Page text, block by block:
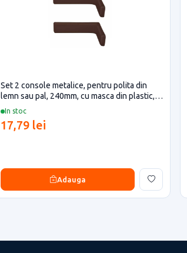
In stoc
Set 2 console metalice, pentru polita din
lemn sau pal, 240mm, cu masca din plastic,
maro
17,79 lei
Adauga